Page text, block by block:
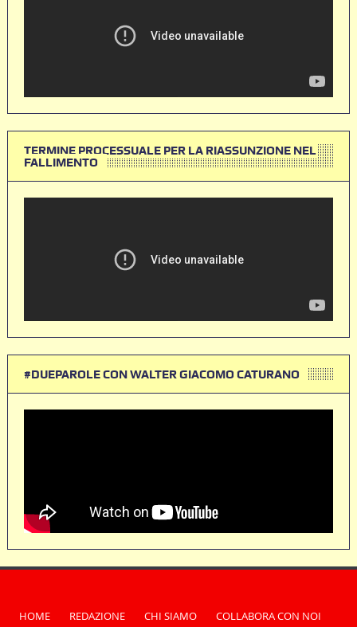
TERMINE PROCESSUALE PER LA RIASSUNZIONE NEL
FALLIMENTO
#DUEPAROLE CON WALTER GIACOMO CATURANO
HOME REDAZIONE CHI SIAMO COLLABORA CON NOI